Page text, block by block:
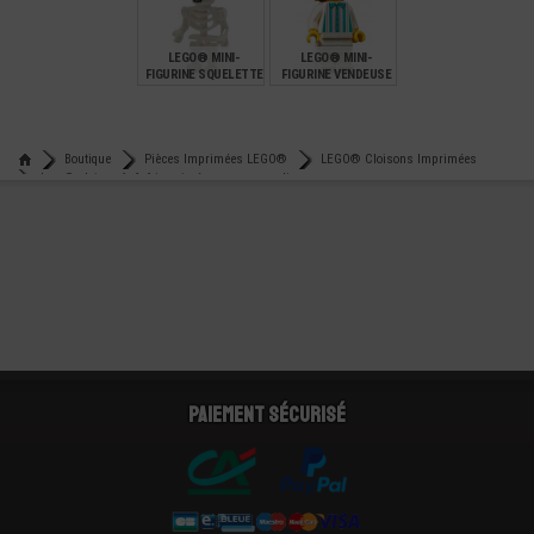
LEGO® MINI-
FIGURINE SQUELETTE
LEGO® MINI-
FIGURINE VENDEUSE
Boutique
Pièces Imprimées LEGO®
LEGO® Cloisons Imprimées
Lego® cloison 1x6x6 imprimée garage cars disney
Paiement sécurisé